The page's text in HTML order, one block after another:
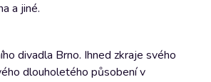
a jiné.
divadla Brno. Ihned zkraje svého
dlouholetého působení v